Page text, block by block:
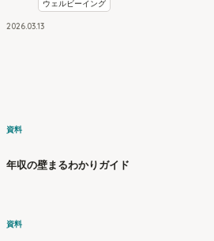
ウェルビーイング
2026 0313
資料
年収の壁まるわかりガイド
資料